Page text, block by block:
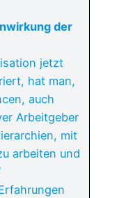
der
jetzt
hat man,
auch
Arbeitgeber
mit
arbeiten und